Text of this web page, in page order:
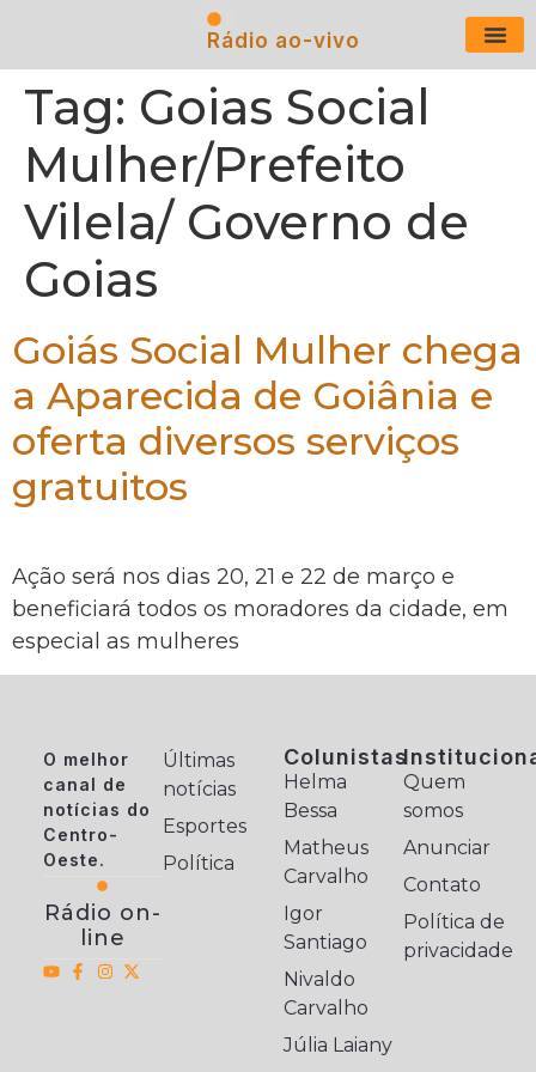
Rádio ao-vivo
Tag: Goias Social
Mulher/Prefeito
Vilela/ Governo de
Goias
Goiás Social Mulher chega
a Aparecida de Goiânia e
oferta diversos serviços
gratuitos
Ação será nos dias 20, 21 e 22 de março e
beneficiará todos os moradores da cidade, em
especial as mulheres
O melhor
canal de
notícias do
Centro-
Oeste.
Rádio on-
line
Últimas
notícias
Esportes
Política
Colunistas
Helma
Bessa
Matheus
Carvalho
Igor
Santiago
Nivaldo
Carvalho
Júlia Laiany
Quem
somos
Anunciar
Contato
Política de
privacidade